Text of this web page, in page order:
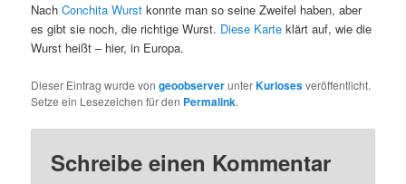
NachConchita Wurst konnte man so seine Zweifel haben, aber
es gibt sie noch, die richtige Wurst. Diese Karte klärt auf, wie die
Wurst heißt – hier, in Europa.
Dieser Eintrag wurde vongeoobserverunterKuriosesveröffentlicht.
Setze ein Lesezeichen für den Permalink.
Schreibe einen Kommentar